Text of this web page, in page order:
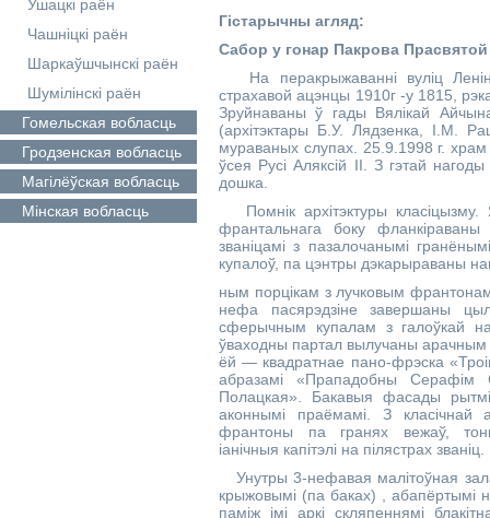
Ушацкі раён
Чашніцкі раён
Шаркаўшчынскі раён
Шумілінскі раён
Гомельская вобласць
Гродзенская вобласць
Магілёўская вобласць
Мінская вобласць
Гістарычны агляд:
Сабор у гонар Пакрова
На перакрыжаванні вуліц
страхавой ацэнцы 1910г -у 1815,
Зруйнаваны ў гады Вялікай
(архітэктары Б.У. Лядзенка, І.М.
мураваных слупах. 25.9.1998 г.
ўсея Русі Аляксій II. З гэтай
дошка.
Помнік архітэктуры
франтальнага боку
званіцамі з пазалочанымі
купалоў, па цэнтры дэкарыраваны
ным порцікам з лучковым
нефа пасярэдзіне завершаны
сферычным купалам з галоўкай
ўваходны партал вылучаны
ёй — квадратнае пано-фрэска
абразамі «Прападобны Серафім
Полацкая». Бакавыя фасады
аконнымі праёмамі. З класічнай
франтоны па гранях вежаў,
іанічныя капітэлі на пілястрах званіц.
Унутры 3-нефавая малітоўная
крыжовымі (па баках) , абапёртымі
паміж імі аркі скляпеннямі